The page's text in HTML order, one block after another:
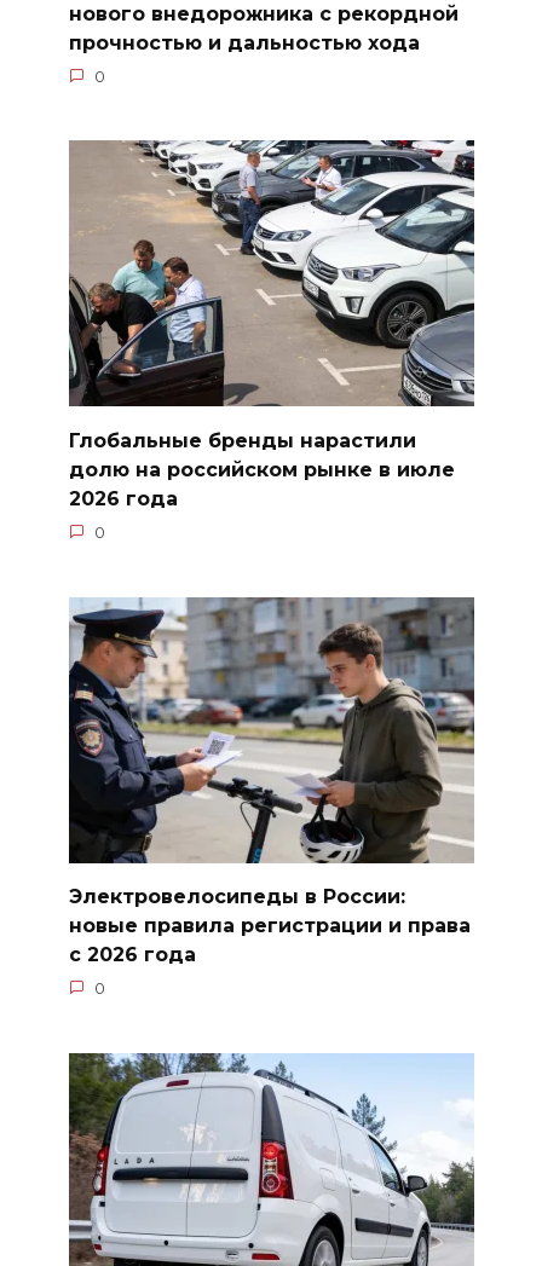
нового внедорожника с рекордной
прочностью и дальностью хода
0
Глобальные бренды нарастили
долю на российском рынке в июле
2026 года
0
Электровелосипеды в России:
новые правила регистрации и права
с 2026 года
0